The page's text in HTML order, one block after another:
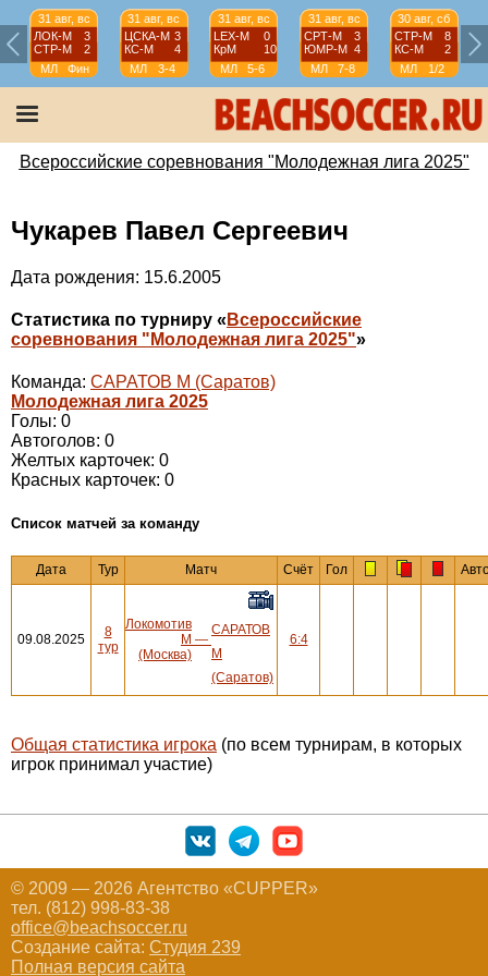
31 авг, вс
ЛОК-М
3
СТР-М
2
МЛ
Фин
31 авг, вс
ЦСКА-М 3
КС-М
4
МЛ
3-4
31 авг, вс
LEX-М
0
КрМ
10
МЛ
5-6
31 авг, вс
СРТ-М
3
ЮМР-М 4
МЛ
7-8
30 авг, сб
СТР-М
8
КС-М
2
МЛ
1/2
Всероссийские соревнования "Молодежная лига 2025"
Чукарев Павел Сергеевич
Дата рождения: 15.6.2005
Статистика по турниру « Всероссийские
соревнования "Молодежная лига 2025"»
Команда: САРАТОВ М (Саратов)
Молодежная лига 2025
Голы: 0
Автоголов: 0
Желтых карточек: 0
Красных карточек: 0
Cписок матчей за команду
Дата Тур Матч Счёт Гол
09.08.2025
8
тур
Локомотив
М
(Москва)
—
САРАТОВ
М
(Саратов)
6:4
Общая статистика игрока (по всем турнирам, в которых
игрок принимал участие)
© 2009 — 2026 Агентство «CUPPER»
тел. (812) 998-83-38
office@beachsoccer.ru
Создание сайта: Студия 239
Полная версия сайта